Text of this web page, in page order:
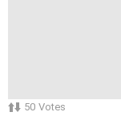
50 Votes